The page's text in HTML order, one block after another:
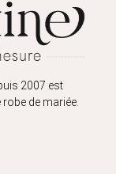
2007 est
de mariée.